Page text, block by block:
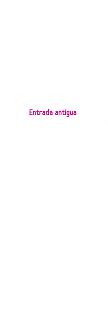
Entrada antigua